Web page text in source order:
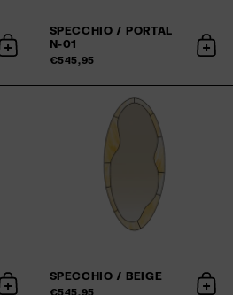
Aggiungi al carrello
SPECCHIO / PORTAL
N-01
€545,95
Aggiungi al carrello
SPECCHIO / BEIGE
€545,95